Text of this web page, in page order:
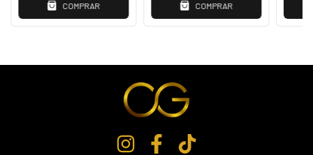
COMPRAR COMPRAR